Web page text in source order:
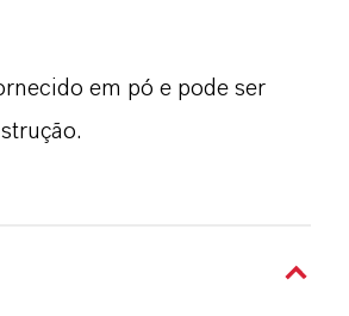
em pó e pode ser